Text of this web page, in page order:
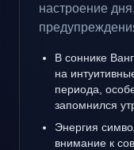
настроение
В соннике
на
периода,
запомнился
Энергия
внимание к